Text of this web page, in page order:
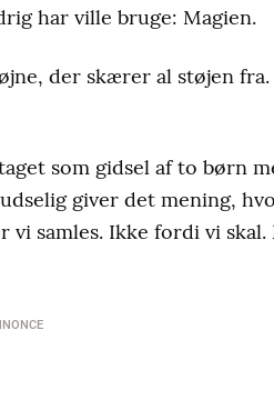
har ville bruge: Magien.
der skærer al støjen
som gidsel af to børn
giver det mening,
samles. Ikke fordi vi skal.